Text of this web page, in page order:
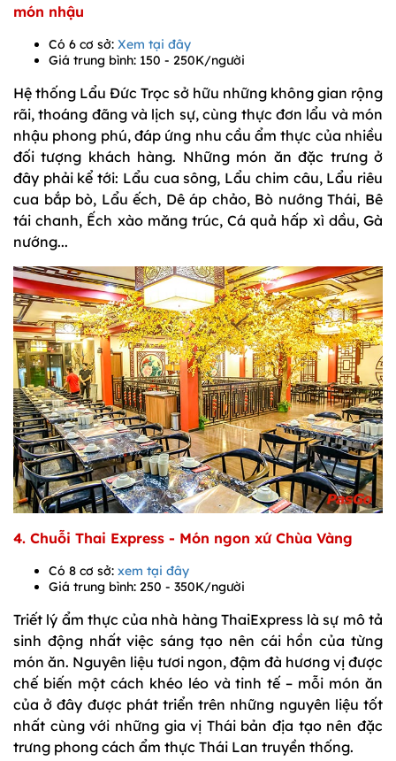
món nhậu
Có 6 cơ sở: Xem tại đây
Giá trung bình: 150 - 250K/người
Hệ thống Lẩu Đức Trọc sở hữu những không gian rộng
rãi, thoáng đãng và lịch sự, cùng thực đơn lẩu và món
nhậu phong phú, đáp ứng nhu cầu ẩm thực của nhiều
đối tượng khách hàng. Những món ăn đặc trưng ở
đây phải kể tới: Lẩu cua sông, Lẩu chim câu, Lẩu riêu
cua bắp bò, Lẩu ếch, Dê áp chảo, Bò nướng Thái, Bê
tái chanh, Ếch xào măng trúc, Cá quả hấp xì dầu, Gà
nướng...
4. Chuỗi Thai Express - Món ngon xứ Chùa Vàng
Có 8 cơ sở: xem tại đây
Giá trung bình: 250 - 350K/người
Triết lý ẩm thực của nhà hàng ThaiExpress là sự mô tả
sinh động nhất việc sáng tạo nên cái hồn của từng
món ăn. Nguyên liệu tươi ngon, đậm đà hương vị được
chế biến một cách khéo léo và tinh tế – mỗi món ăn
của ở đây được phát triển trên những nguyên liệu tốt
nhất cùng với những gia vị Thái bản địa tạo nên đặc
trưng phong cách ẩm thực Thái Lan truyền thống.